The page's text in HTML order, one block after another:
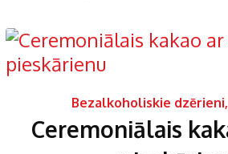
Bezalkoholiskie dzērieni,
Ceremoniālais